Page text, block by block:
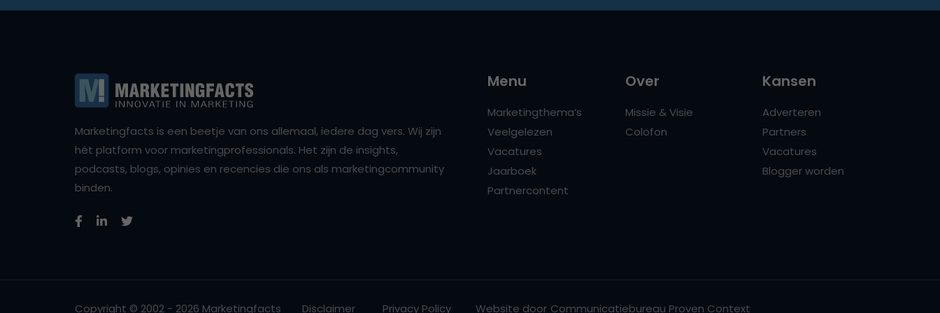
Marketingfacts is een beetje van ons allemaal, iedere dag vers. Wij zijn
hét platform voor marketingprofessionals. Het zijn de insights,
podcasts, blogs, opinies en recencies die ons als marketingcommunity
binden.
Menu
Marketingthema’s
Veelgelezen
Vacatures
Jaarboek
Partnercontent
Over
Missie & Visie
Colofon
Kansen
Adverteren
Partners
Vacatures
Blogger worden
Copyright © 2002 - 2026 Marketingfacts Disclaimer Privacy Policy Website door Communicatiebureau Proven Context